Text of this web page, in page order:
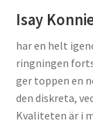
Isay
har en helt
ringningen
ger toppen en
den diskreta,
Kvaliteten är i